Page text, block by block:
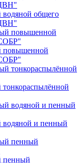
водяной общего
повышенной
водяной и пенный
пенный